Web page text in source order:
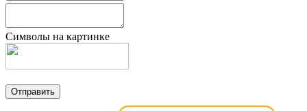
Символы на картинке